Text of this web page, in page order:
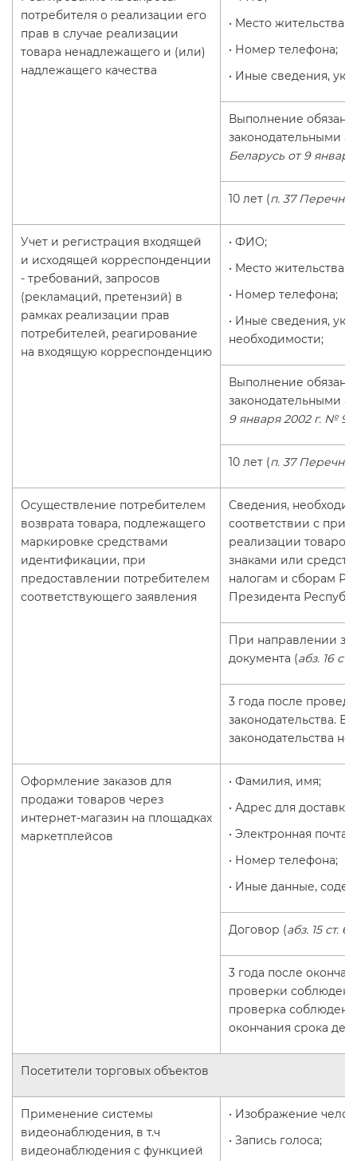
потребителя о реализации его
прав в случае реализации
товара ненадлежащего и (или)
надлежащего качества
• Место жительства;
• Номер телефона;
• Иные сведения,
Выполнение
законодательными
Беларусь от 9
10 лет (п. 37 Перечня
Учет и регистрация входящей
и исходящей корреспонденции
- требований, запросов
(рекламаций, претензий) в
рамках реализации прав
потребителей, реагирование
на входящую корреспонденцию
• ФИО;
• Место жительства;
• Номер телефона;
• Иные сведения,
необходимости;
Выполнение
законодательными
9 января 2002 г. №
10 лет (п. 37 Перечня
Осуществление потребителем
возврата товара, подлежащего
маркировке средствами
идентификации, при
предоставлении потребителем
соответствующего заявления
Сведения,
соответствии с
реализации
знаками или
налогам и сборам
Президента
При направлении
документа (абз. 16
3 года после
законодательства.
законодательства
Оформление заказов для
продажи товаров через
интернет-магазин на площадках
маркетплейсов
• Фамилия, имя;
• Адрес для доставки
• Электронная почта;
• Номер телефона;
• Иные данные,
Договор (абз. 15 ст. 6
3 года после
проверки
проверка
окончания срока
Посетители торговых объектов
Применение системы
видеонаблюдения, в т.ч
видеонаблюдения с функцией
• Изображение
• Запись голоса;